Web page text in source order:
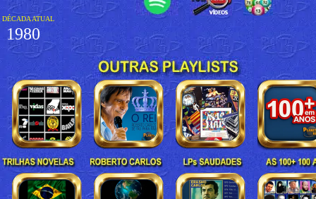
DÉCADA ATUAL
1980